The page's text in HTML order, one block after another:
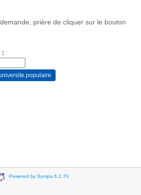
prière de cliquer sur le bouton
:
Powered by Sympa 6.2.70